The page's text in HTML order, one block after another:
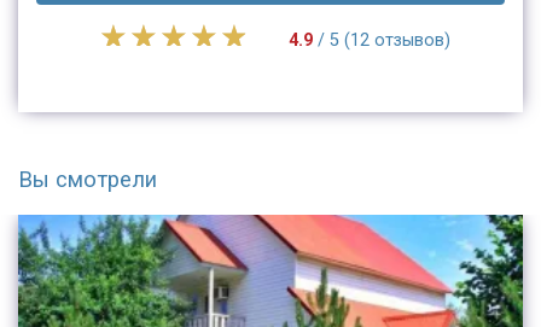
4.9/ 5 (12 отзывов)
Вы смотрели